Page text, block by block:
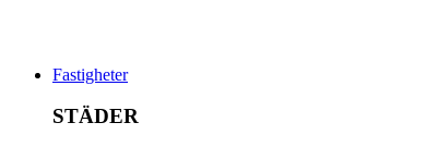
Fastigheter
STÄDER